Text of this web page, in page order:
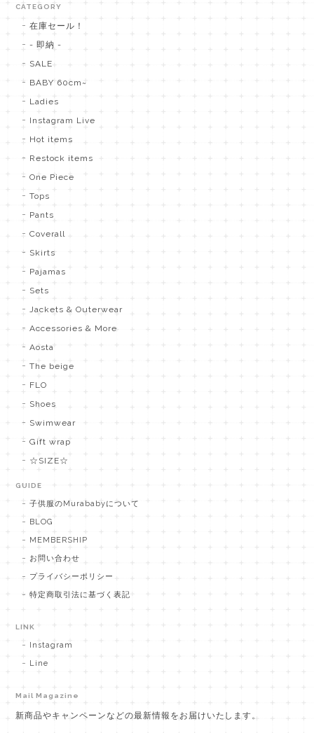
CATEGORY
在庫セール！
- 即納 -
SALE
BABY 60cm~
Ladies
Instagram Live
Hot items
Restock items
One Piece
Tops
Pants
Coverall
Skirts
Pajamas
Sets
Jackets & Outerwear
Accessories & More
Aosta
The beige
FLO
Shoes
Swimwear
Gift wrap
☆SIZE☆
GUIDE
子供服のMurababyについて
BLOG
MEMBERSHIP
お問い合わせ
プライバシーポリシー
特定商取引法に基づく表記
LINK
Instagram
Line
Mail Magazine
新商品やキャンペーンなどの最新情報をお届けいたします。